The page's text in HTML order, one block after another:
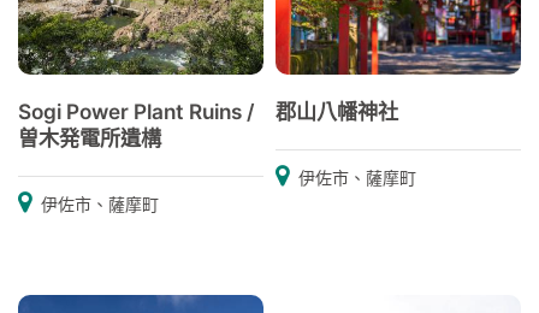
Sogi Power Plant Ruins /
曽木発電所遺構
伊佐市、薩摩町
郡山八幡神社
伊佐市、薩摩町